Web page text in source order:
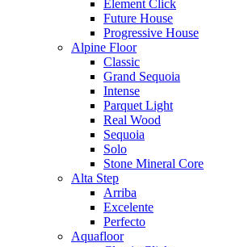
Element Click
Future House
Progressive House
Alpine Floor
Classic
Grand Sequoia
Intense
Parquet Light
Real Wood
Sequoia
Solo
Stone Mineral Core
Alta Step
Arriba
Excelente
Perfecto
Aquafloor